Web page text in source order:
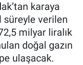
karaya
süreyle verilen
milyar liralık
doğal gazın
ulaşacak.